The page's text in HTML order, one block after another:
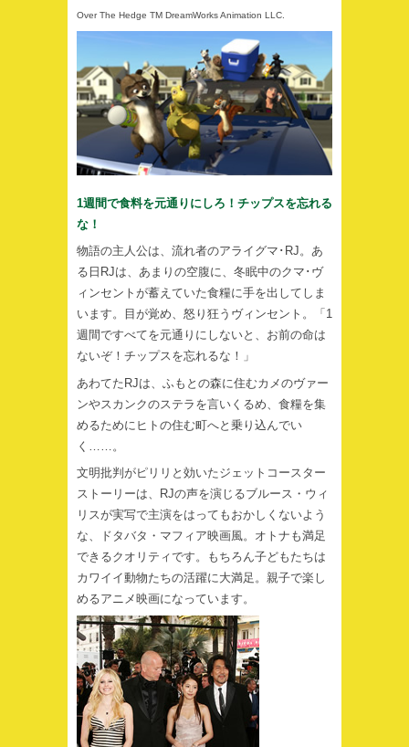
Over The Hedge TM DreamWorks Animation LLC.
1週間で食料を元通りにしろ！チップスを忘れる
な！
物語の主人公は、流れ者のアライグマ･RJ。あ
る日RJは、あまりの空腹に、冬眠中のクマ･ヴ
ィンセントが蓄えていた食糧に手を出してしま
います。目が覚め、怒り狂うヴィンセント。「1
週間ですべてを元通りにしないと、お前の命は
ないぞ！チップスを忘れるな！」
あわてたRJは、ふもとの森に住むカメのヴァー
ンやスカンクのステラを言いくるめ、食糧を集
めるためにヒトの住む町へと乗り込んでい
く……。
文明批判がピリリと効いたジェットコースター
ストーリーは、RJの声を演じるブルース・ウィ
リスが実写で主演をはってもおかしくないよう
な、ドタバタ・マフィア映画風。オトナも満足
できるクオリティです。もちろん子どもたちは
カワイイ動物たちの活躍に大満足。親子で楽し
めるアニメ映画になっています。